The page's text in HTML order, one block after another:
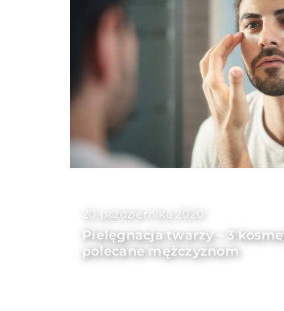
20 października 2020
Pielęgnacja twarzy – 3
polecane mężczyznom